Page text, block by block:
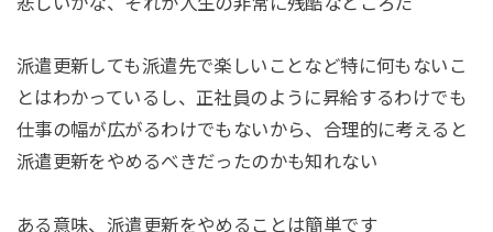
派遣更新しても派遣先で楽しいことなど特に何もないこ
とはわかっているし、正社員のように昇給するわけでも
仕事の幅が広がるわけでもないから、合理的に考えると
派遣更新をやめるべきだったのかも知れない
ある意味、派遣更新をやめることは簡単です